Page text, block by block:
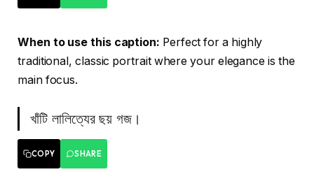
When to use this caption: Perfect for a highly
traditional, classic portrait where your elegance is the
main focus.
খাঁটি লালিত্যের ছয় গজ।
COPY SHARE